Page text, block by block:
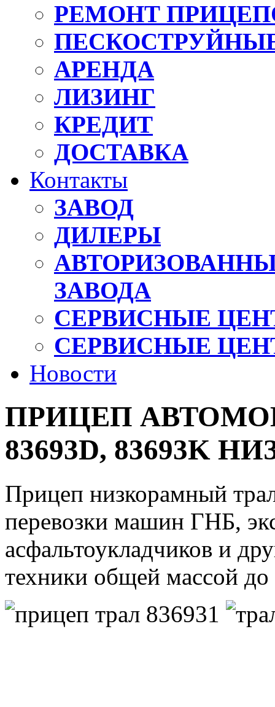
РЕМОНТ
АРЕНДА
ЛИЗИНГ
КРЕДИТ
ДОСТАВКА
Контакты
ЗАВОД
ДИЛЕРЫ
ЗАВОДА
СЕРВИСНЫЕ
СЕРВИСНЫЕ
Новости
ПРИЦЕП
83693D, 83693K
Прицеп низкорамный
перевозки машин ГНБ,
асфальтоукладчиков и
техники общей массой до